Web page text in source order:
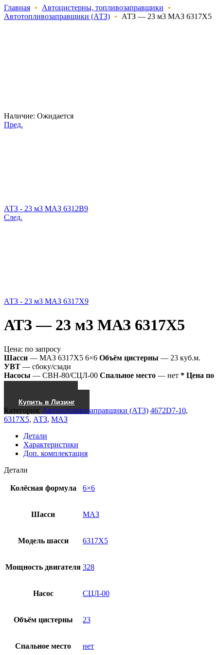
Главная • Автоцистерны, топливозаправщики
•
Автотопливозаправщики (АТЗ) • АТЗ — 23 м3 МАЗ 6317Х5
Наличие: Ожидается
Пред.
АТЗ - 23 м3 МАЗ 6312В9
След.
АТЗ - 23 м3 МАЗ 6317Х9
АТЗ — 23 м3 МАЗ 6317Х5
Цена: по запросу
Шасси — МАЗ 6317Х5 6×6 Объём цистерны — 23 куб.м.
УВТ — сбоку/сзади
Насосы — СВН-80/СЦЛ-00 Спальное место — нет * Цена по
Купить в Лизинг
Категория: Автотопливозаправщики (АТЗ) 4672D7-10,
6317Х5, АТЗ, МАЗ
Детали
Характеристики
Доп. комплектация
Детали
Колёсная формула 6×6
Шасси МАЗ
Модель шасси 6317Х5
Мощность двигателя 328
Насос СЦЛ-00
Объём цистерны 23
Спальное место нет